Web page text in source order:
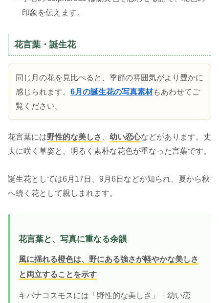
印象を伝えます。
花言葉・誕生花
同じ月の花を見比べると、季節の雰囲気がより豊かに
感じられます。 6月の誕生花の写真素材もあわせてご
覧ください。
花言葉には野性的な美しさ 幼い恋心などがあります。丈
夫に咲く草姿と、明るく素朴な花色が重なった言葉です。
誕生花としては6月17日、9月6日などが知られ、夏から秋
へ続く花として親しまれます。
花言葉と、写真に重なる余韻
風に揺れる橙色は、野にある強さが軽やかな美しさ
と両立することを示す
キバナコスモスには「野性的な美しさ」「幼い恋